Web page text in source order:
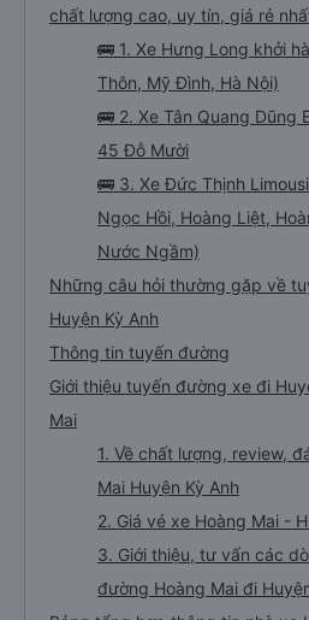
chất lượng cao, uy tín, giá rẻ
🚌 1. Xe Hưng Long khởi
Thôn, Mỹ Đình, Hà Nội)
🚌 2. Xe Tân Quang Dũng
45 Đỗ Mười
🚌 3. Xe Đức Thịnh
Ngọc Hồi, Hoàng Liệt,
Nước Ngầm)
Những câu hỏi thường gặp về
Huyện Kỳ Anh
Thông tin tuyến đường
Giới thiệu tuyến đường xe đi
Mai
1. Về chất lượng, review,
Mai Huyện Kỳ Anh
2. Giá vé xe Hoàng Mai -
3. Giới thiệu, tư vấn các
đường Hoàng Mai đi